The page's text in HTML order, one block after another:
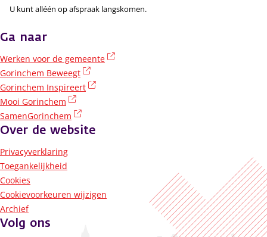
U kunt alléén op afspraak langskomen.
Ga naar
Werken voor de gemeente
Gorinchem Beweegt
Gorinchem Inspireert
Mooi Gorinchem
SamenGorinchem
Over de website
Privacyverklaring
Toegankelijkheid
Cookies
Cookievoorkeuren wijzigen
Archief
Volg ons